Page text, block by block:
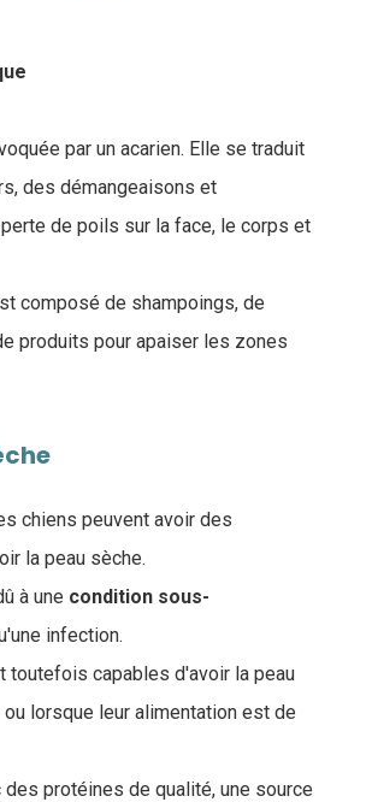
par un acarien. Elle se traduit
des démangeaisons et
de poils sur la face, le corps et
composé de shampoings, de
produits pour apaiser les zones
chiens peuvent avoir des
la peau sèche.
à une condition sous-
infection.
toutefois capables d'avoir la peau
ou lorsque leur alimentation est de
des protéines de qualité, une source